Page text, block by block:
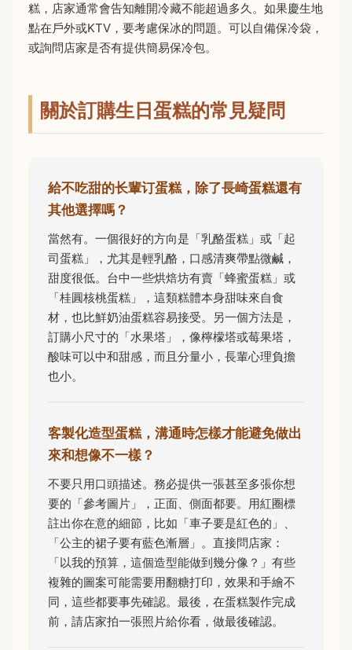
糕，店家通常會告知離開冷藏不能超過多久。如果慶生地
點在戶外或KTV，要考慮保冰的問題。可以自備保冷袋，
或詢問店家是否有提供簡易保冷包。
關於訂購生日蛋糕的常見疑問
給不吃甜的长輩订蛋糕，除了長崎蛋糕還有
其他選擇嗎？
當然有。一個很好的方向是「乳酪蛋糕」或「起
司蛋糕」，尤其是輕乳酪，口感清爽帶點微鹹，
甜度很低。台中一些烘焙坊有賣「蜂蜜蛋糕」或
「桂圓核桃蛋糕」，這類糕體本身甜味來自食
材，也比鮮奶油蛋糕容易接受。另一個方法是，
訂購小尺寸的「水果塔」，像檸檬塔或莓果塔，
酸味可以中和甜感，而且分量小，長輩心理負擔
也小。
客製化造型蛋糕，溝通時怎樣才能避免做出
來和想像不一樣？
不要只用口頭描述。務必提供一張甚至多張你想
要的「參考圖片」，正面、側面都要。用紅圈標
註出你在意的細節，比如「車子要是紅色的」、
「公主的裙子要有藍色漸層」。直接問店家：
「以我的預算，這個造型能做到幾分像？」有些
複雜的圖案可能需要用翻糖打印，效果和手繪不
同，這些都要事先確認。最後，在蛋糕製作完成
前，請店家拍一張照片給你看，做最後確認。